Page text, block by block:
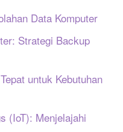
Data Komputer
Strategi Backup
untuk Kebutuhan
(IoT): Menjelajahi